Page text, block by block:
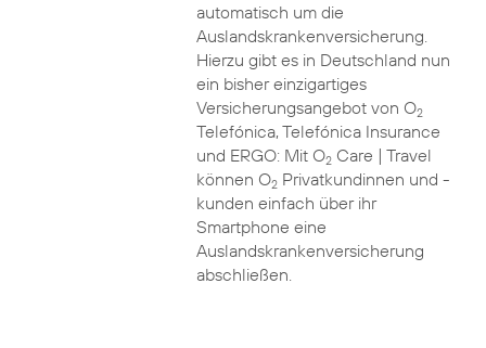
automatisch um die
Auslandskrankenversicherung.
Hierzu gibt es in Deutschland nun
ein bisher einzigartiges
Versicherungsangebot von O2
Telefónica, Telefónica Insurance
und ERGO: Mit O2Care | Travel
können O2Privatkundinnen und -
kunden einfach über ihr
Smartphone eine
Auslandskrankenversicherung
abschließen.